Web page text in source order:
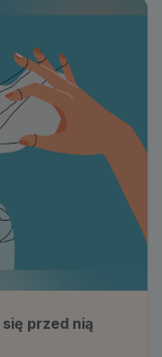
przed nią